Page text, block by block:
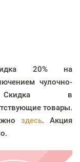
20%на
чулочно-
Скидка в
товары.
здесь.Акция